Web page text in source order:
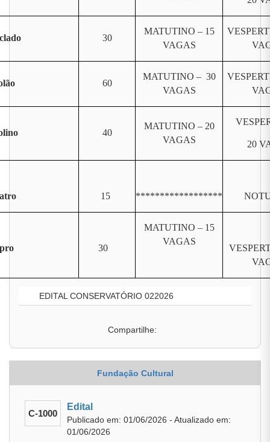
30
MATUTINO – 15
VAGAS
60
MATUTINO – 30
VAGAS
40
MATUTINO – 20
VAGAS
20
15 ******************
30
MATUTINO – 15
VAGAS
EDITAL CONSERVATÓRIO 022026
Compartilhe:
Fundação Cultural
C-1000
Edital
Publicado em: 01/06/2026 - Atualizado em:
01/06/2026